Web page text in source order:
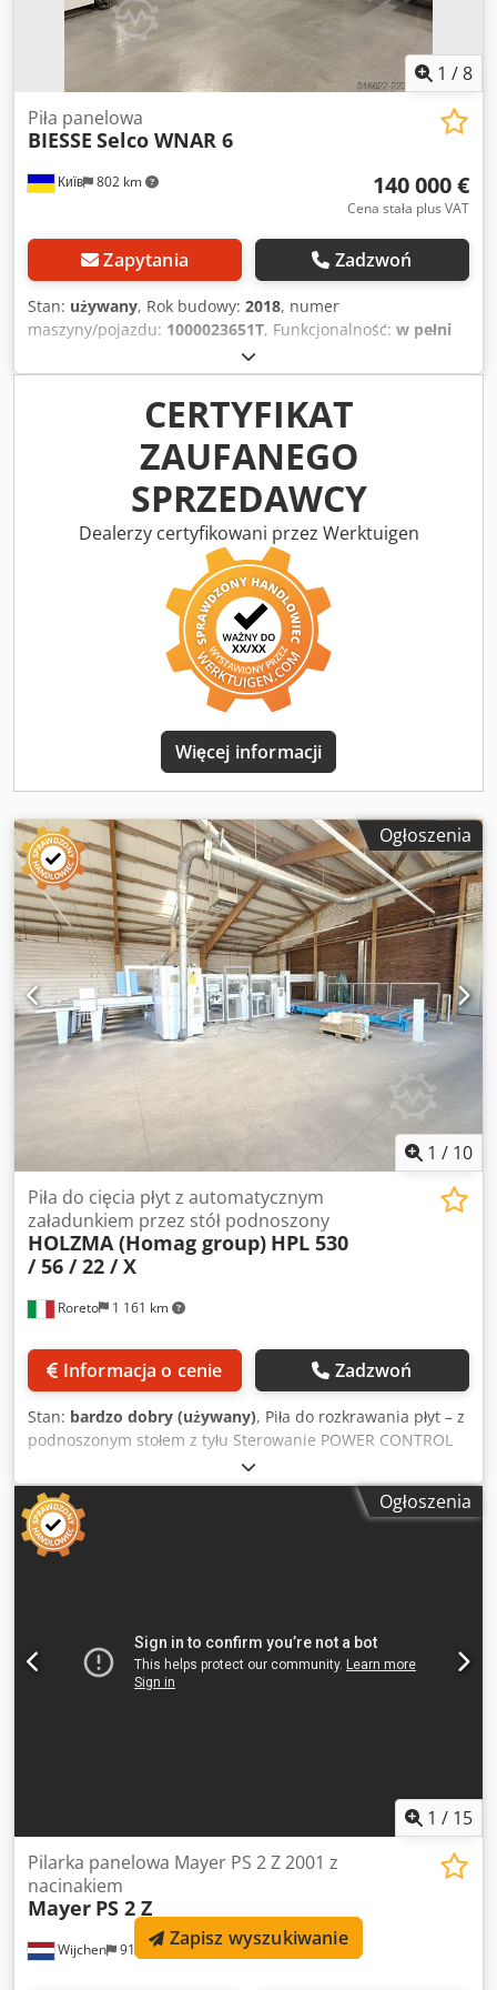
1 /8
Київ 802 km
Piła panelowa
BIESSE Selco WNAR 6
140 000 €
Cena stała plus VAT
Zapytania Zadzwoń
Stan: używany, Rok budowy: 2018, numer
maszyny/pojazdu: 1000023651T, Funkcjonalność: w pełni
50 kW (67,98 KM)
50 Hz, wysokość cięcia (maks.):95 mm, szerokość cięcia
3 200 mm, Wyposażenie:dokumentacja /
instrukcja obsługi, Ośrodkowy, kątowy piła przecinająca
Selco WNAR 6. Codpfxjzl T Hle Akbsha
CERTYFIKAT
ZAUFANEGO
SPRZEDAWCY
Dealerzy certyfikowani przez Werktuigen
Więcej informacji
Ogłoszenia
1 / 10
Roreto 1 161 km
Piła do cięcia płyt z automatycznym
załadunkiem przez stół podnoszony
HOLZMA (Homag group) HPL 530
/ 56 / 22 / X
Informacja o cenie Zadzwoń
Stan: bardzo dobry (używany), Piła do rozkrawania płyt – z
podnoszonym stołem z tyłu Sterowanie POWER CONTROL
Oprogramowanie CADmatic 4 Professional Napędzana
taśma rolkowa (mm 5600 x 2200) Podnoszony stół (mm)
5600 x 2200 Tylny docisk z 13 zaciskami (1 x Power Concept
/ Twin Pusher) Cedpezl S Nfjfx Akbsha Zaciski – urządzenie
do podawania cienkich płyt (grubość min. 3 mm) Obracacz
Piła główna (maks. średnica tarczy / moc) mm 480 / kW 30
Regulowana prędkość posuwu wózka piły (m/min) 1 - 150
Nr 5 Przednie stoły z poduszką powietrzną OPCJA: Drukarka
Ogłoszenia
1 / 15
Wijchen 919 km
Pilarka panelowa Mayer PS 2 Z 2001 z
nacinakiem
Mayer PS 2 Z
Zapisz wyszukiwanie